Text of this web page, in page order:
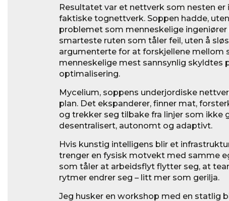
Resultatet var et nettverk som nesten
faktiske tognettverk. Soppen hadde,
problemet som menneskelige ingeniører
smarteste ruten som tåler feil, uten å
argumenterte for at forskjellene mellom
menneskelige mest sannsynlig skyldtes
optimalisering.
Mycelium, soppens underjordiske
plan. Det ekspanderer, finner mat,
og trekker seg tilbake fra linjer som ikke
desentralisert, autonomt og adaptivt.
Hvis kunstig intelligens blir et
trenger en fysisk motvekt med samme
som tåler at arbeidsflyt flytter seg, at
rytmer endrer seg – litt mer som gerilja.
Jeg husker en workshop med en statlig